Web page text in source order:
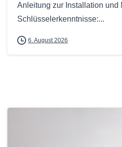
Anleitung zur Installation und
Schlüsselerkenntnisse:...
6. August 2026